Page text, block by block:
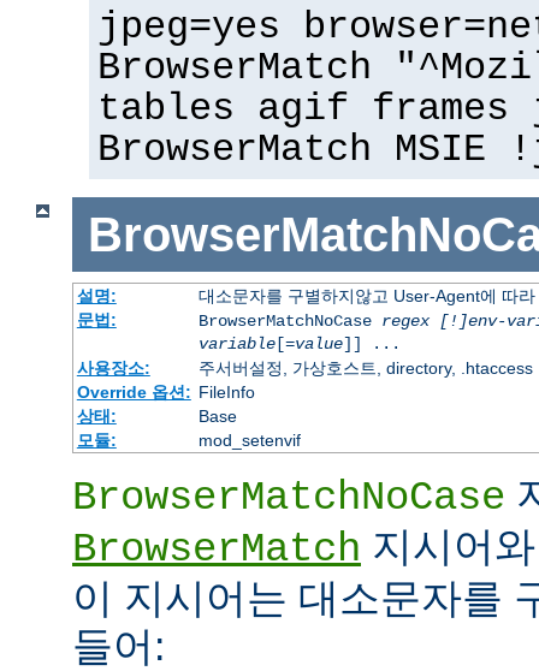
jpeg=yes
BrowserMatch
tables agif frames
BrowserMatch
설명:
대소문자를 구별하지않고 User-Agent에 따
문법:
BrowserMatchNoCase regex [!]env-
variable[=value]] ...
사용장소:
주서버설정, 가상호스트, directory, .htaccess
Override 옵션: FileInfo
상태:
Base
모듈:
mod_setenvif
BrowserMatchNoCase
BrowserMatch 지시어
이 지시어는 대소문자를
들어: